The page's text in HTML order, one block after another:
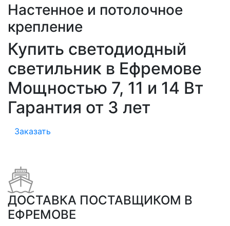
Настенное и потолочное
крепление
Купить светодиодный
светильник в Ефремове
Мощностью 7, 11 и 14 Вт
Гарантия от 3 лет
Заказать
ДОСТАВКА ПОСТАВЩИКОМ В
ЕФРЕМОВЕ